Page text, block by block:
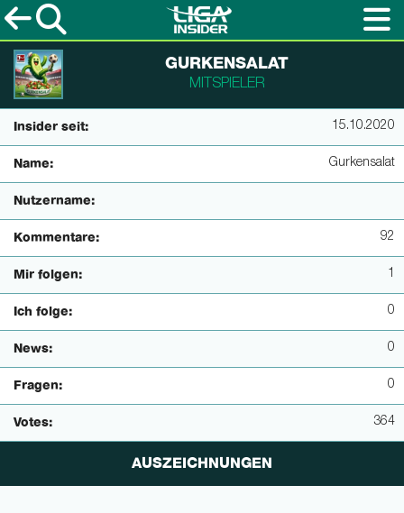
GURKENSALAT
MITSPIELER
Insider seit: 15.10.2020
Name: Gurkensalat
Nutzername:
Kommentare: 92
Mir folgen: 1
Ich folge: 0
News: 0
Fragen: 0
Votes: 364
AUSZEICHNUNGEN